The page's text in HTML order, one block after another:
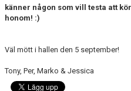
känner någon som vill testa att
honom! :)
Väl mött i hallen den 5 september!
Tony, Per, Marko & Jessica